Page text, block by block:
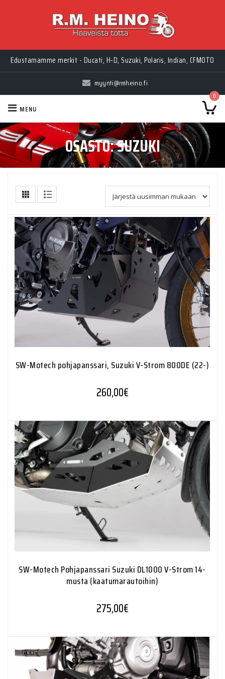
Edustamamme merkit - Ducati, H-D, Suzuki, Polaris, Indian, CFMOTO
myynti@rmheino.fi
0
MENU
OSASTO:SUZUKI
SW-Motech pohjapanssari, Suzuki V-Strom 800DE (22-)
260,00€
SW-Motech Pohjapanssari Suzuki DL1000 V-Strom 14-
musta (kaatumarautoihin)
275,00€